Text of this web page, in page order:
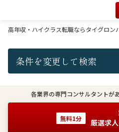
高年収・ハイクラス転職ならタイグロン
条件を変更して検索
各業界の専門コンサルタントが
無料1分
厳選求